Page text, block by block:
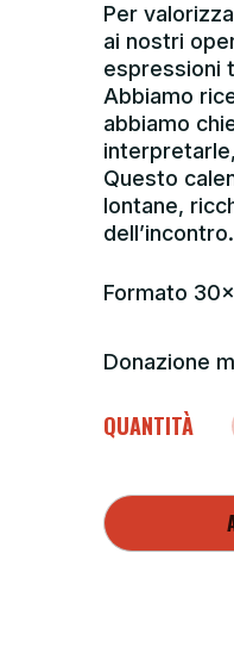
Per
ai nostri
espressioni
Abbiamo
abbiamo
Questo
lontane,
dell’incontro.
Formato
Donazione
QUANTITÀ